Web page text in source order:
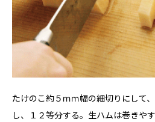
たけのこ約５ｍｍ幅の細切りにして
し、１２等分する。生ハムは巻きや